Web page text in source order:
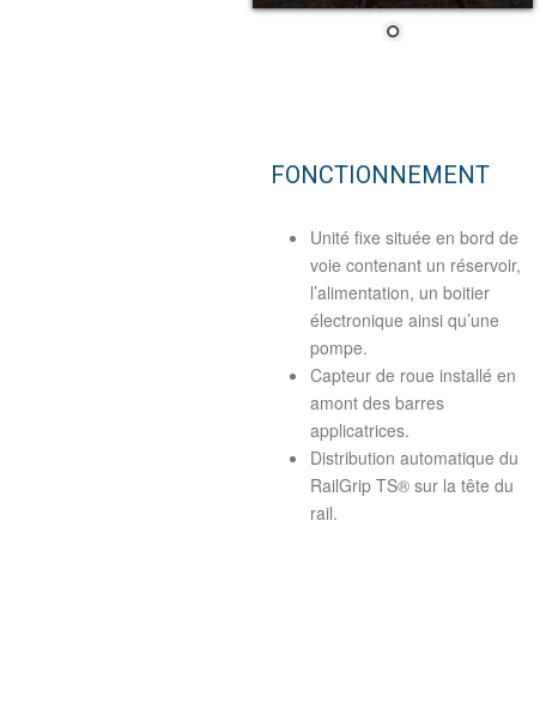
FONCTIONNEMENT
Unité fixe située en bord de
voie contenant un réservoir,
l’alimentation, un boitier
électronique ainsi qu’une
pompe.
Capteur de roue installé en
amont des barres
applicatrices.
Distribution automatique du
RailGrip TS® sur la tête du
rail.